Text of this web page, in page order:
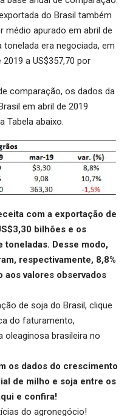
do Brasil também
médio apurado em abril de
era negociada, em
a US$357,70 por
comparação, os dados da
em abril de 2019
Tabela abaixo.
com a exportação de
bilhões e os
toneladas. Desse modo,
respectivamente, 8,8%
aos valores observados
de soja do Brasil, clique
do faturamento,
oleaginosa brasileira no
os dados do crescimento
de milho e soja entre os
e confira!
do agronegócio!